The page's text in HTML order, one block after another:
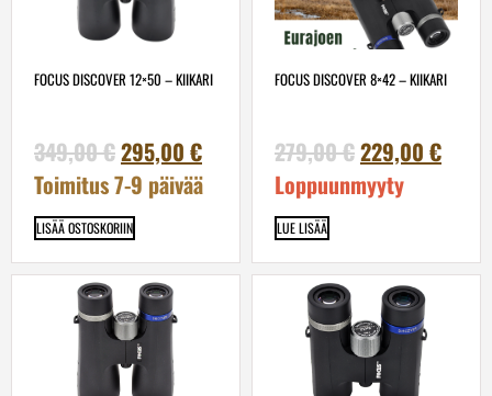
FOCUS DISCOVER 12×50 – KIIKARI
349,00€295,00 €
Toimitus 7-9 päivää
LISÄÄ OSTOSKORIIN
FOCUS DISCOVER 8×42 – KIIKARI
279,00€229,00 €
Loppuunmyyty
LUE LISÄÄ